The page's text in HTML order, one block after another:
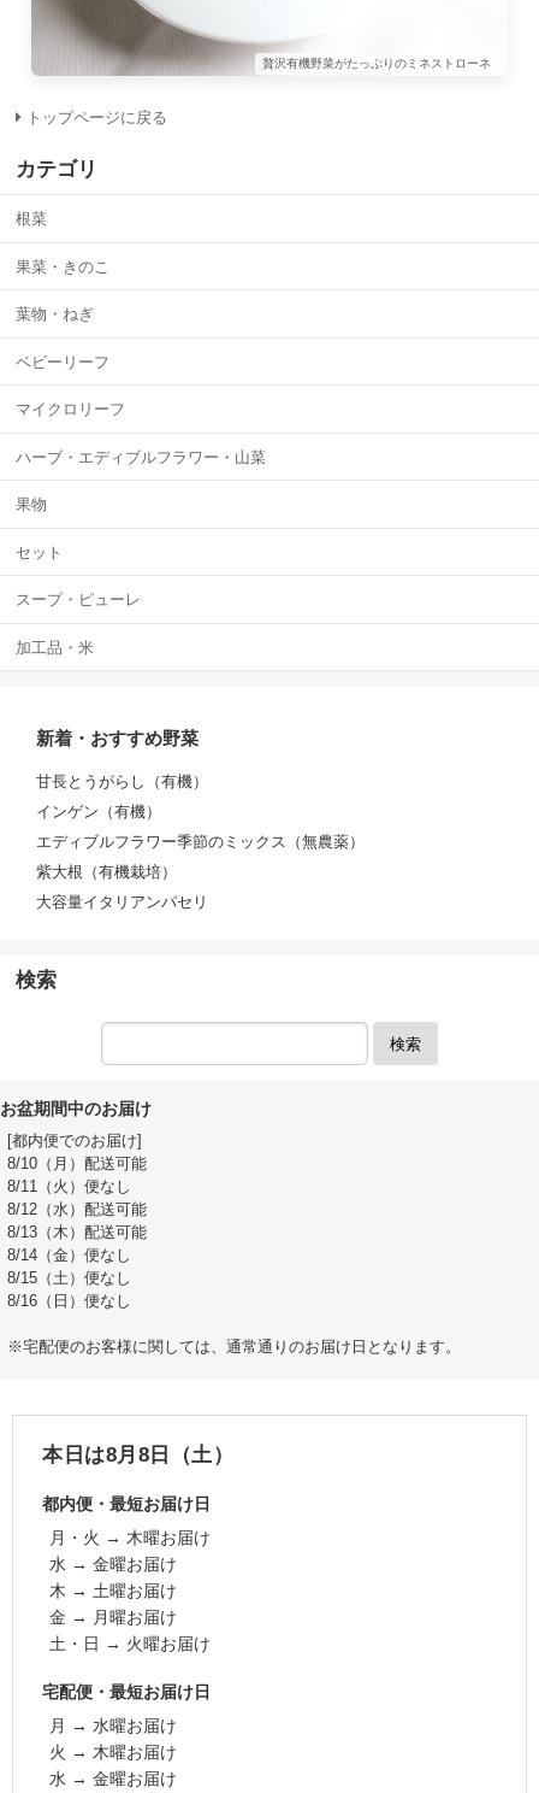
贅沢有機野菜がたっぷりのミネストローネ
トップページに戻る
カテゴリ
根菜
果菜・きのこ
葉物・ねぎ
ベビーリーフ
マイクロリーフ
ハーブ・エディブルフラワー・山菜
果物
セット
スープ・ピューレ
加工品・米
新着・おすすめ野菜
甘長とうがらし（有機）
インゲン（有機）
エディブルフラワー季節のミックス（無農薬）
紫大根（有機栽培）
大容量イタリアンパセリ
検索
検索
お盆期間中のお届け
[都内便でのお届け]
8/10（月）配送可能
8/11（火）便なし
8/12（水）配送可能
8/13（木）配送可能
8/14（金）便なし
8/15（土）便なし
8/16（日）便なし
※宅配便のお客様に関しては、通常通りのお届け日となります。
本日は8月8日（土）
都内便・最短お届け日
月・火 → 木曜お届け
水 → 金曜お届け
木 → 土曜お届け
金 → 月曜お届け
土・日 → 火曜お届け
宅配便・最短お届け日
月 → 水曜お届け
火 → 木曜お届け
水 → 金曜お届け